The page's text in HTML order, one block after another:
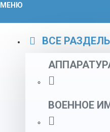
МЕНЮ
ВСЕ
ВОЕННОЕ